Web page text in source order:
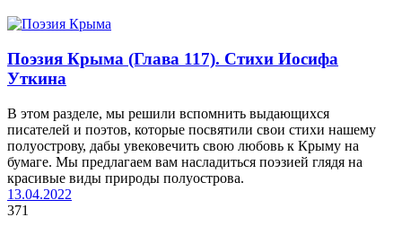
Поэзия Крыма (Глава 117). Стихи Иосифа
Уткина
В этом разделе, мы решили вспомнить выдающихся
писателей и поэтов, которые посвятили свои стихи нашему
полуострову, дабы увековечить свою любовь к Крыму на
бумаге. Мы предлагаем вам насладиться поэзией глядя на
красивые виды природы полуострова.
13.04.2022
371